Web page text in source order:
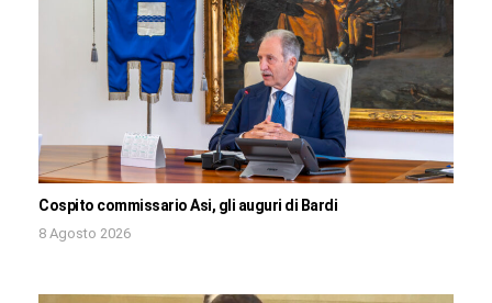
Cospito commissario Asi, gli auguri di Bardi
8 Agosto 2026